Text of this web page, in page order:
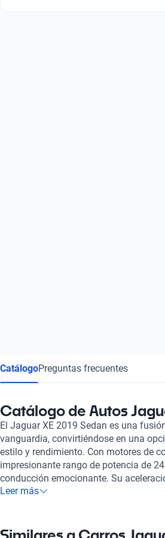
CatálogoPreguntas frecuentes
Catálogo de Autos
El Jaguar XE 2019 Sedan es una
vanguardia, convirtiéndose en una
estilo y rendimiento. Con motores de
impresionante rango de potencia de
conducción emocionante. Su
una velocidad máxima de 250 km/h,
excepcional, mientras que los
Leer más